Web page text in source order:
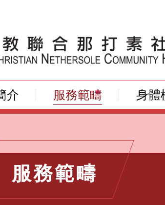
輸入鍵）
介 服務範疇 身體
服務範疇